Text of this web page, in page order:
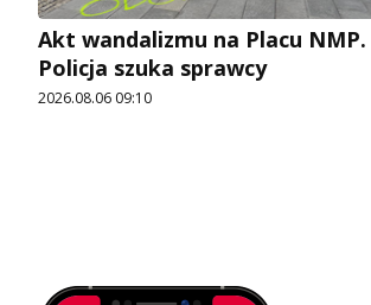
Akt wandalizmu na Placu NMP.
Policja szuka sprawcy
2026.08.06 09:10